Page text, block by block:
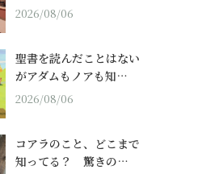
2026/08/06
聖書を読んだことはない
がアダムもノアも知…
2026/08/06
コアラのこと、どこまで
知ってる？ 驚きの…